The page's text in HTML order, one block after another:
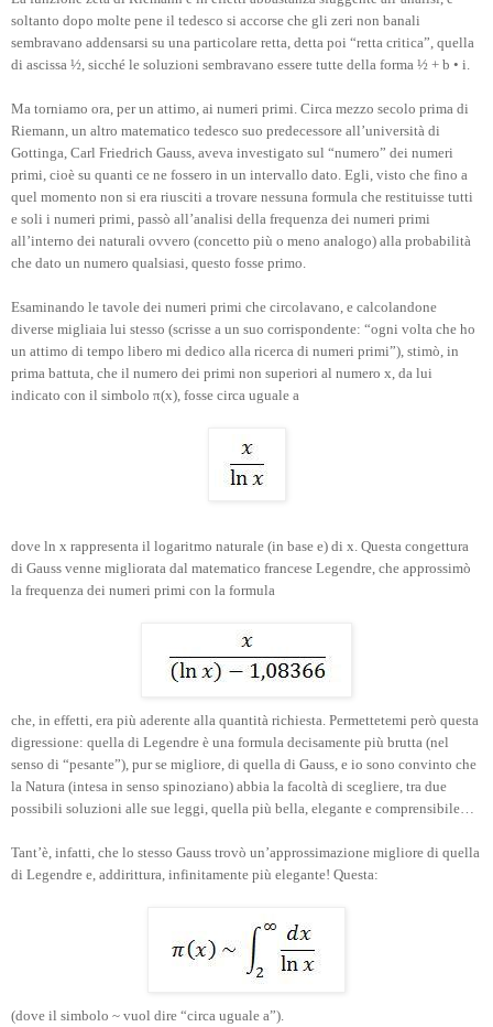
soltanto dopo molte pene il tedesco si accorse che gli zeri non banali
sembravano addensarsi su una particolare retta, detta poi “retta critica”, quella
di ascissa ½, sicché le soluzioni sembravano essere tutte della forma ½ + b • i.
Ma torniamo ora, per un attimo, ai numeri primi. Circa mezzo secolo prima di
Riemann, un altro matematico tedesco suo predecessore all’università di
Gottinga, Carl Friedrich Gauss, aveva investigato sul “numero” dei numeri
primi, cioè su quanti ce ne fossero in un intervallo dato. Egli, visto che fino a
quel momento non si era riusciti a trovare nessuna formula che restituisse tutti
e soli i numeri primi, passò all’analisi della frequenza dei numeri primi
all’interno dei naturali ovvero (concetto più o meno analogo) alla probabilità
che dato un numero qualsiasi, questo fosse primo.
Esaminando le tavole dei numeri primi che circolavano, e calcolandone
diverse migliaia lui stesso (scrisse a un suo corrispondente: “ogni volta che ho
un attimo di tempo libero mi dedico alla ricerca di numeri primi”), stimò, in
prima battuta, che il numero dei primi non superiori al numero x, da lui
indicato con il simbolo π(x), fosse circa uguale a
dove ln x rappresenta il logaritmo naturale (in base e) di x. Questa congettura
di Gauss venne migliorata dal matematico francese Legendre, che approssimò
la frequenza dei numeri primi con la formula
che, in effetti, era più aderente alla quantità richiesta. Permettetemi però questa
digressione: quella di Legendre è una formula decisamente più brutta (nel
senso di “pesante”), pur se migliore, di quella di Gauss, e io sono convinto che
la Natura (intesa in senso spinoziano) abbia la facoltà di scegliere, tra due
possibili soluzioni alle sue leggi, quella più bella, elegante e comprensibile…
Tant’è, infatti, che lo stesso Gauss trovò un’approssimazione migliore di quella
di Legendre e, addirittura, infinitamente più elegante! Questa:
(dove il simbolo ~ vuol dire “circa uguale a”).